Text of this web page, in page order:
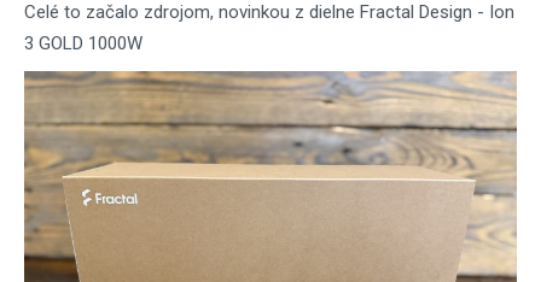
Celé to začalo zdrojom, novinkou z dielne Fractal Design - Ion
3 GOLD 1000W